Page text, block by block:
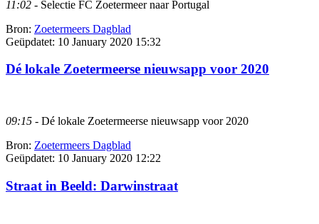
11:02 - Selectie FC Zoetermeer naar Portugal
Bron: Zoetermeers Dagblad
Geüpdatet: 10 January 2020 15:32
Dé lokale Zoetermeerse nieuwsapp voor 2020
09:15 - Dé lokale Zoetermeerse nieuwsapp voor 2020
Bron: Zoetermeers Dagblad
Geüpdatet: 10 January 2020 12:22
Straat in Beeld: Darwinstraat